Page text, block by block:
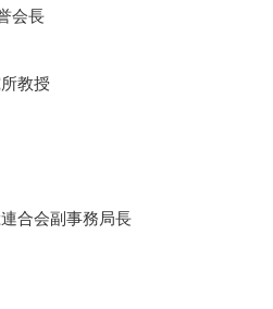
会長
教授
合会副事務局長